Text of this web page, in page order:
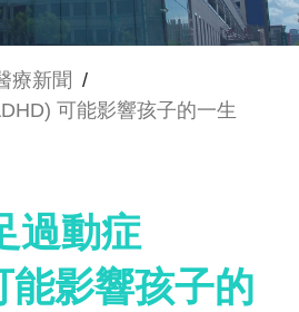
療新聞 /
可能影響孩子的一生
過動症
能影響孩子的